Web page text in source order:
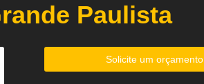
Paulista
Solicite um orçamento